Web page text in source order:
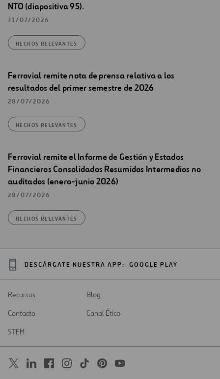
NTO (diapositiva 95).
31/07/2026
HECHOS RELEVANTES
Ferrovial remite nota de prensa relativa a los
resultados del primer semestre de 2026
28/07/2026
HECHOS RELEVANTES
Ferrovial remite el Informe de Gestión y Estados
Financieros Consolidados Resumidos Intermedios no
auditados (enero-junio 2026)
28/07/2026
HECHOS RELEVANTES
DESCÁRGATE NUESTRA APP: GOOGLE PLAY
Recursos
Blog
Contacto
Canal Ético
STEM